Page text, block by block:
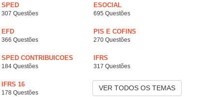
SPED
307 Questões
ESOCIAL
695 Questões
EFD
366 Questões
PIS E COFINS
270 Questões
SPED CONTRIBUICOES
184 Questões
IFRS
317 Questões
IFRS 16
178 Questões
VER TODOS OS TEMAS